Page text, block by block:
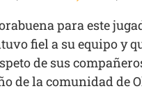
para este
fiel a su equipo y
de sus
de la comunidad de